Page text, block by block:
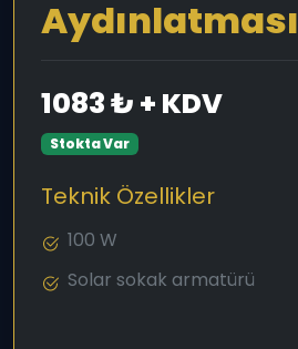
Aydınlatması
1083 ₺ + KDV
Stokta Var
Teknik Özellikler
100 W
Solar sokak armatürü